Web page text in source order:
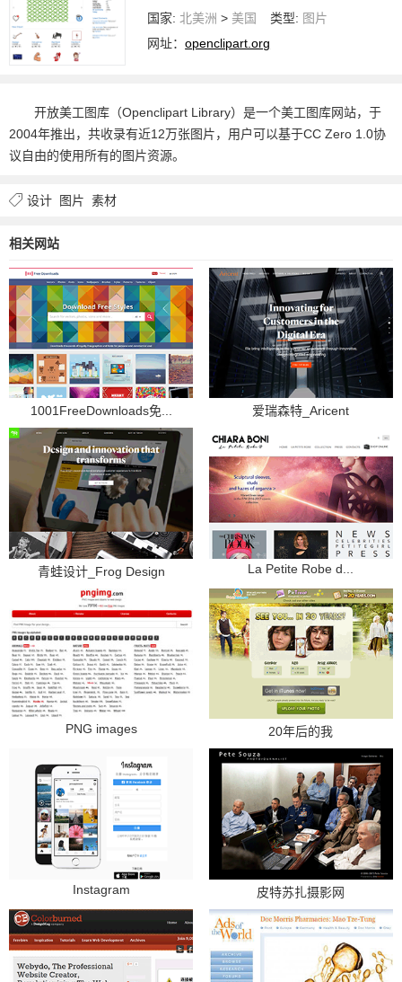
国家: 北美洲 > 美国 类型: 图片
网址：openclipart.org
开放美工图库（Openclipart Library）是一个美工图库网站，于
2004年推出，共收录有近12万张图片，用户可以基于CC Zero 1.0协
议自由的使用所有的图片资源。
设计 图片 素材
相关网站
1001FreeDownloads免... 爱瑞森特_Aricent
青蛙设计_Frog Design La Petite Robe d...
PNG images 20年后的我
Instagram 皮特苏扎摄影网